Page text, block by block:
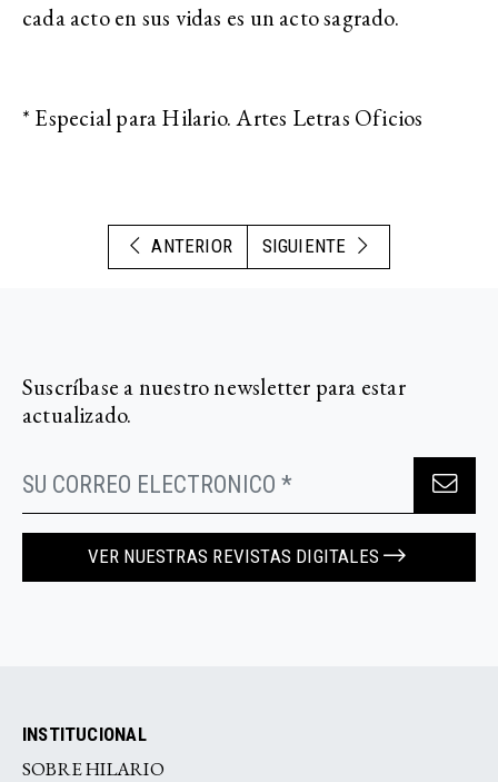
cada acto en sus vidas es un acto sagrado.
* Especial para Hilario. Artes Letras Oficios
ANTERIOR SIGUIENTE
Suscríbase a nuestro newsletter para estar
actualizado.
VER NUESTRAS REVISTAS DIGITALES
INSTITUCIONAL
SOBRE HILARIO